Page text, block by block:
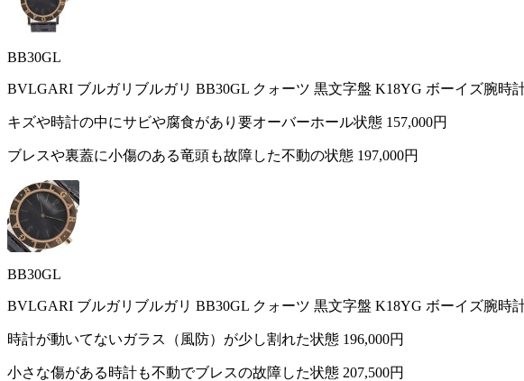
BB30GL
BVLGARI ブルガリブルガリ BB30GL クォーツ 黒文字盤 K18YG ボーイズ腕時
キズや時計の中にサビや腐食があり要オーバーホール状態 157,000円
ブレスや裏蓋に小傷のある竜頭も故障した不動の状態 197,000円
BB30GL
BVLGARI ブルガリブルガリ BB30GL クォーツ 黒文字盤 K18YG ボーイズ腕時
時計が動いてないガラス（風防）が少し割れた状態 196,000円
小さな傷がある時計も不動でブレスの故障した状態 207,500円